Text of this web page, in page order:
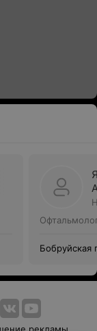
Бобруйская